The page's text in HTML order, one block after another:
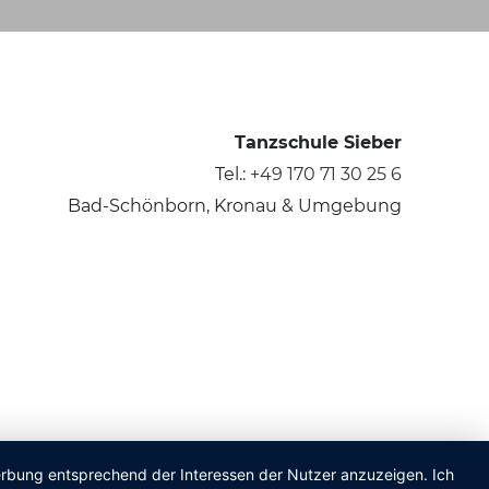
Tanzschule Sieber
Tel.: +49 170 71 30 25 6
Bad-Schönborn, Kronau & Umgebung
entsprechend der Interessen der Nutzer anzuzeigen. Ich